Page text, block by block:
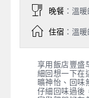
晚餐：溫暖
住宿：溫暖
享用飯店豐盛
細回想一下在
曠神怡、回味
仔細回味過後